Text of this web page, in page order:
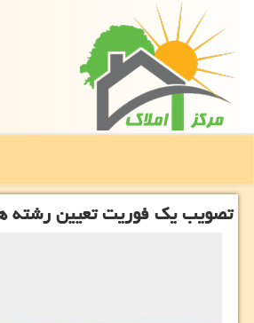
تصویب یك فوریت تعیین رشته